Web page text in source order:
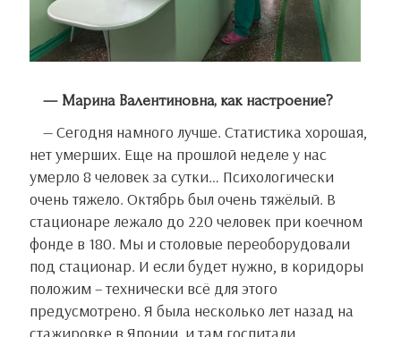
— Марина Валентиновна, как настроение?
— Сегодня намного лучше. Статистика хорошая,
нет умерших. Еще на прошлой неделе у нас
умерло 8 человек за сутки… Психологически
очень тяжело. Октябрь был очень тяжёлый. В
стационаре лежало до 220 человек при коечном
фонде в 180. Мы и столовые переоборудовали
под стационар. И если будет нужно, в коридоры
положим – технически всё для этого
предусмотрено. Я была несколько лет назад на